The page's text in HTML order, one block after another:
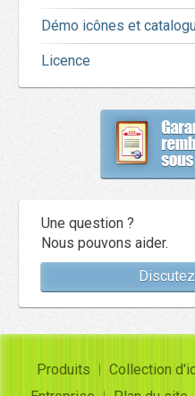
Démo icônes et
Licence
Une question ?
Nous pouvons aider.
Produits Collection